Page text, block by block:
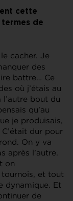
cette
de
cacher. Je
des
battre… Ce
où j’étais au
bout du
qu’au
je produisais,
dur pour
On y va
après l’autre.
on
et tout
dynamique. Et
de